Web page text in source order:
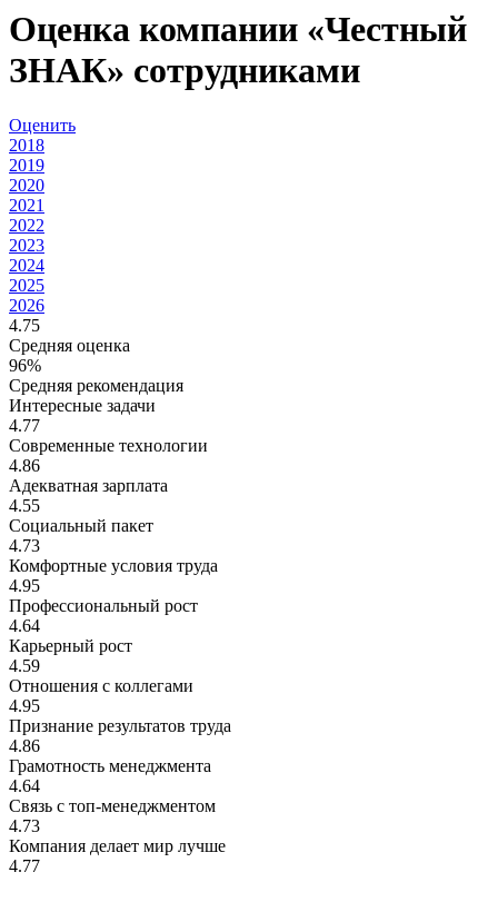
Оценка компании «Честный
ЗНАК» сотрудниками
Оценить
2018
2019
2020
2021
2022
2023
2024
2025
2026
4.75
Средняя оценка
96%
Средняя рекомендация
Интересные задачи
4.77
Современные технологии
4.86
Адекватная зарплата
4.55
Социальный пакет
4.73
Комфортные условия труда
4.95
Профессиональный рост
4.64
Карьерный рост
4.59
Отношения с коллегами
4.95
Признание результатов труда
4.86
Грамотность менеджмента
4.64
Связь с топ-менеджментом
4.73
Компания делает мир лучше
4.77